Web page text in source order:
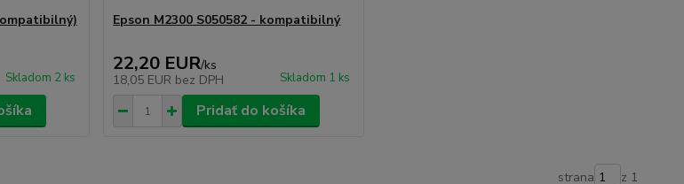
Skladom 2 ks
Epson M2300 S050582 - kompatibilný
22,20 EUR/ks
18,05 EUR bez DPH Skladom 1 ks
Pridať do košíka
strana z 1